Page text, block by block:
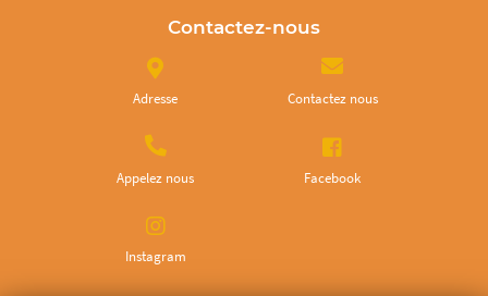
Contactez-nous
Adresse Contactez nous
Appelez nous Facebook
Instagram